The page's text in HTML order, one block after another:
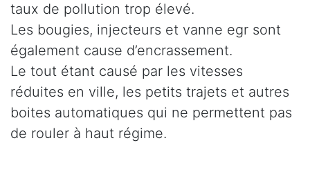
taux de pollution trop élevé.
Les bougies, injecteurs et vanne egr sont
également cause d’encrassement.
Le tout étant causé par les vitesses
réduites en ville, les petits trajets et autres
boites automatiques qui ne permettent pas
de rouler à haut régime.